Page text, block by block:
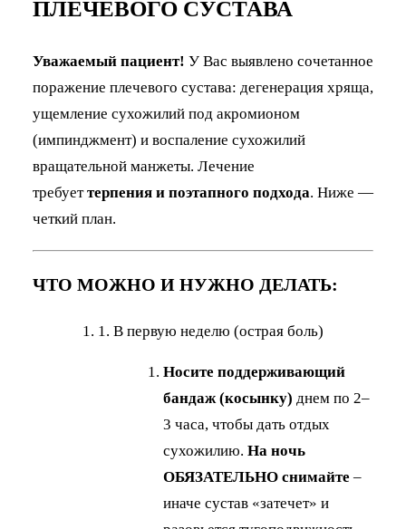
ПЛЕЧЕВОГО СУСТАВА
Уважаемый пациент! У Вас выявлено сочетанное
поражение плечевого сустава: дегенерация хряща,
ущемление сухожилий под акромионом
(импинджмент) и воспаление сухожилий
вращательной манжеты. Лечение
требуеттерпения и поэтапного подхода. Ниже —
четкий план.
ЧТО МОЖНО И НУЖНО ДЕЛАТЬ:
1. В первую неделю (острая боль)
Носите поддерживающий
бандаж (косынку) днем по 2–
3 часа, чтобы дать отдых
сухожилию. На ночь
ОБЯЗАТЕЛЬНО снимайте –
иначе сустав «затечет» и